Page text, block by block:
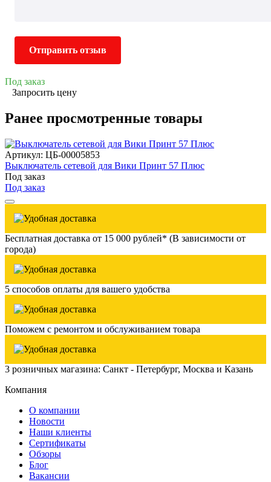
Отправить отзыв
Под заказ
Запросить цену
Ранее просмотренные товары
Артикул: ЦБ-00005853
Выключатель сетевой для Вики Принт 57 Плюс
Под заказ
Под заказ
Бесплатная доставка от 15 000 рублей* (В зависимости от
города)
5 способов оплаты для вашего удобства
Поможем с ремонтом и обслуживанием товара
3 розничных магазина: Санкт - Петербург, Москва и Казань
Компания
О компании
Новости
Наши клиенты
Сертификаты
Обзоры
Блог
Вакансии